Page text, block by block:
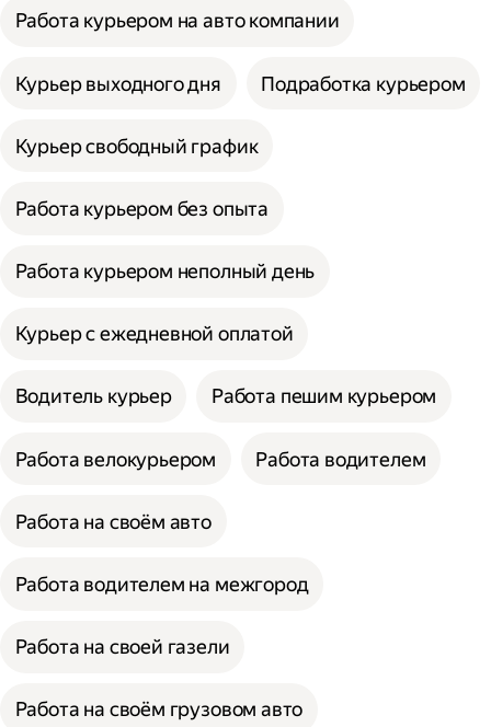
Работа курьером на авто компании
Курьер выходного дня Подработка курьером
Курьер свободный график
Работа курьером без опыта
Работа курьером неполный день
Курьер с ежедневной оплатой
Водитель курьер Работа пешим курьером
Работа велокурьером Работа водителем
Работа на своём авто
Работа водителем на межгород
Работа на своей газели
Работа на своём грузовом авто